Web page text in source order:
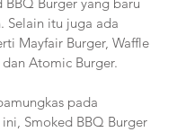
Selain itu juga ada
Mayfair Burger, Waffle
Atomic Burger.
pada
Smoked BBQ Burger